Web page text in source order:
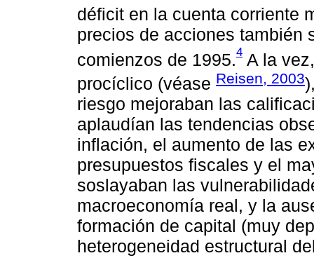
déficit en la cuenta corriente
precios de acciones también
comienzos de 1995.4 A la
procíclico (véase Reisen, 2003
riesgo mejoraban las
aplaudían las tendencias
inflación, el aumento de las
presupuestos fiscales y el
soslayaban las
macroeconomía real, y la
formación de capital (muy
heterogeneidad estructural